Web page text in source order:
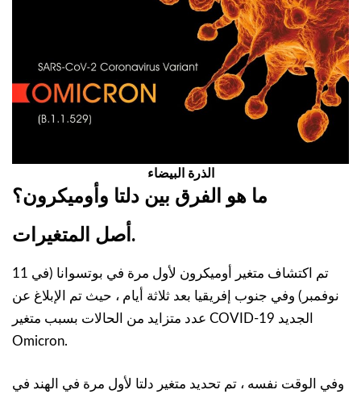
الذرة البيضاء
ما هو الفرق بين دلتا وأوميكرون؟
أصل المتغيرات.
تم اكتشاف متغير أوميكرون لأول مرة في بوتسوانا (في 11
نوفمبر) وفي جنوب إفريقيا بعد ثلاثة أيام ، حيث تم الإبلاغ عن
عدد متزايد من الحالات بسبب متغير COVID-19 الجديد
Omicron.
وفي الوقت نفسه ، تم تحديد متغير دلتا لأول مرة في الهند في